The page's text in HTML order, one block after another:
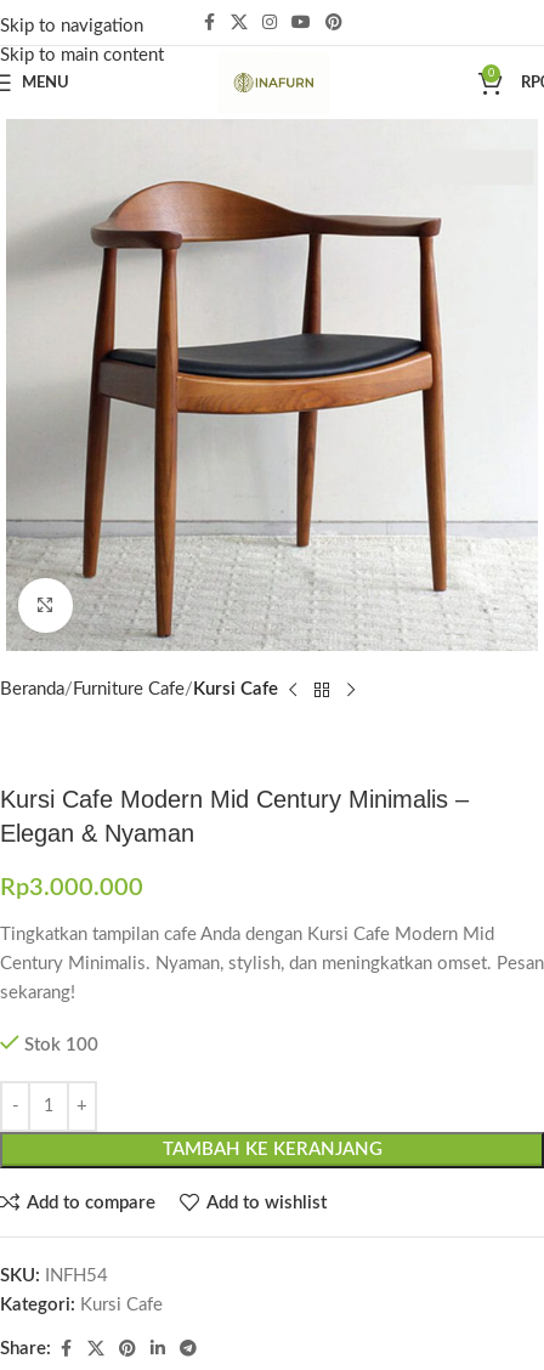
Skip to navigation
Skip to main content
MENU
0
RP
Click to enlarge
Beranda Furniture Cafe Kursi Cafe
Kursi Cafe Modern Mid Century Minimalis –
Elegan & Nyaman
Rp3.000.000
Tingkatkan tampilan cafe Anda dengan Kursi Cafe Modern Mid
Century Minimalis. Nyaman, stylish, dan meningkatkan omset. Pesan
sekarang!
Stok 100
TAMBAH KE KERANJANG
Add to compare Add to wishlist
SKU:
INFH54
Kategori: Kursi Cafe
Share: